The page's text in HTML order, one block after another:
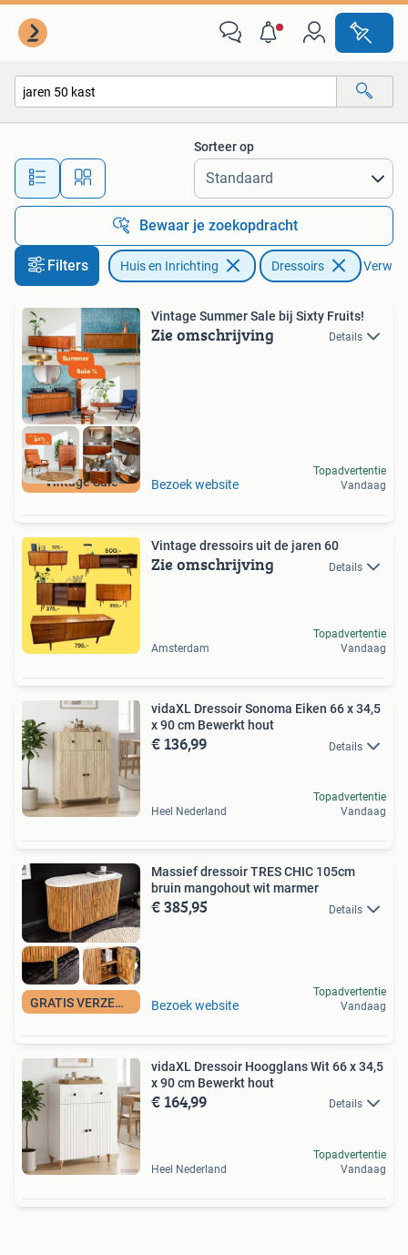
Alle afstanden…
Sorteer op
Bewaar je zoekopdracht
Filters Huis en Inrichting Dressoirs
Vintage Sale
Vintage Summer Sale bij Sixty Fruits!
Zie omschrijving Details
Bezoek website
Topadvertentie
Vandaag
Vintage dressoirs uit de jaren 60
Zie omschrijving Details
Amsterdam
Topadvertentie
Vandaag
vidaXL Dressoir Sonoma Eiken 66 x 34,5
x 90 cm Bewerkt hout
€ 136,99 Details
Heel Nederland
Topadvertentie
Vandaag
GRATIS VERZENDING
Massief dressoir TRES CHIC 105cm
bruin mangohout wit marmer
€ 385,95 Details
Bezoek website
Topadvertentie
Vandaag
vidaXL Dressoir Hoogglans Wit 66 x 34,5
x 90 cm Bewerkt hout
€ 164,99 Details
Heel Nederland
Topadvertentie
Vandaag